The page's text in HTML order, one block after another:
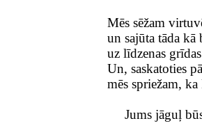
Mēs sēžam
un sajūta tāda kā
uz līdzenas
Un, saskatoties
mēs spriežam,
Jums jāguļ